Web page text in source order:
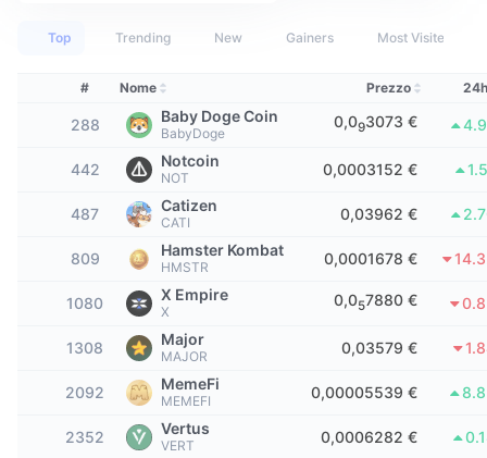
Classifiche
Di tendenza
In arrivo
Vincitori e perdenti
Più visitato
Sentiment della comunità
Classifica delle blockchain
Indicatori
Indice di paura e avidità
Indice stagionale altcoin
Indicatori del ciclo di mercato
Dominance Bitcoin
CoinMarketCap 20 Index
CoinMarketCap 100 Index
Spot
Derivati
API DEX
Impresa
Prezzi
Risorse
Documentazione
Integrazioni AI
CMC Hub Agenti
Convertitore
Newsletter
CMC Launch
CMC Labs
Notizie principali
Bot Telegram
Pubblicizzare
Top Trending New Gainers Most Visited
# Nome Prezzo
288 Baby Doge Coin
BabyDoge
0,093073 €
442 Notcoin
NOT 0,0003152 €
487 Catizen
CATI 0,03962 €
809 Hamster Kombat
HMSTR 0,0001678 €
1080 X Empire
X
0,057880 €
1308 Major
MAJOR 0,03579 €
2092 MemeFi
MEMEFI 0,00005539 €
2352 Vertus
VERT 0,0006282 €